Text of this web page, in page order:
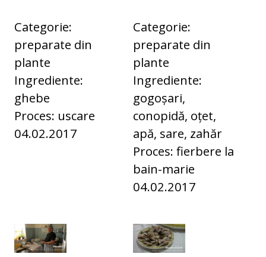
Categorie:
preparate din
plante
Ingrediente:
ghebe
Proces: uscare
04.02.2017
Categorie:
preparate din
plante
Ingrediente:
gogoșari,
conopidă, oțet,
apă, sare, zahăr
Proces: fierbere la
bain-marie
04.02.2017